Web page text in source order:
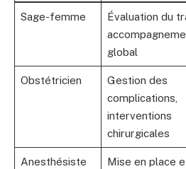
Sage-femme
Évaluation du
global
Obstétricien
Gestion des
complications,
interventions
chirurgicales
Anesthésiste
Mise en place